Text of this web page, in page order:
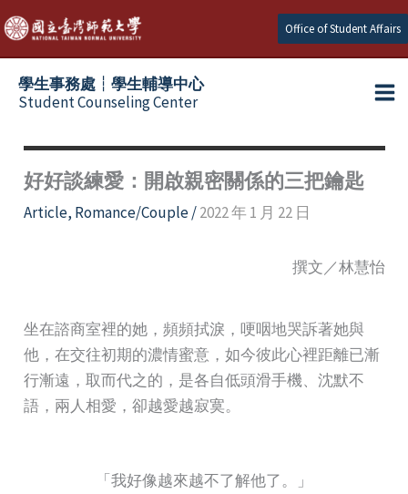
Skip
to
content
Office of Student Affairs
學生事務處┆學生輔導中心
Student Counseling Center
好好談練愛：開啟親密關係的三把鑰匙
Article, Romance/Couple/2022 年 1 月 22 日
撰文／林慧怡
坐在諮商室裡的她，頻頻拭淚，哽咽地哭訴著她與
他，在交往初期的濃情蜜意，如今彼此心裡距離已漸
行漸遠，取而代之的，是各自低頭滑手機、沈默不
語，兩人相愛，卻越愛越寂寞。
「我好像越來越不了解他了。」